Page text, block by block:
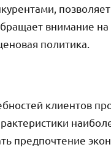
внимание на
политика.
клиентов
предпочтение